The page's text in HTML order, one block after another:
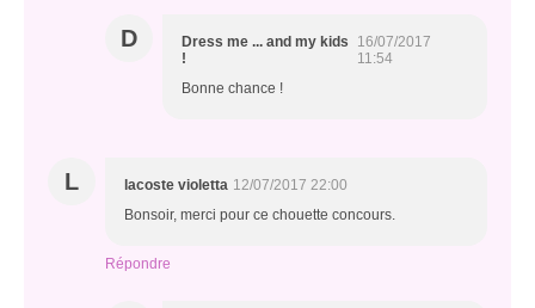
D
Dress me ... and my kids
!
16/07/2017
11:54
Bonne chance !
L lacoste violetta 12/07/2017 22:00
Bonsoir, merci pour ce chouette concours.
Répondre